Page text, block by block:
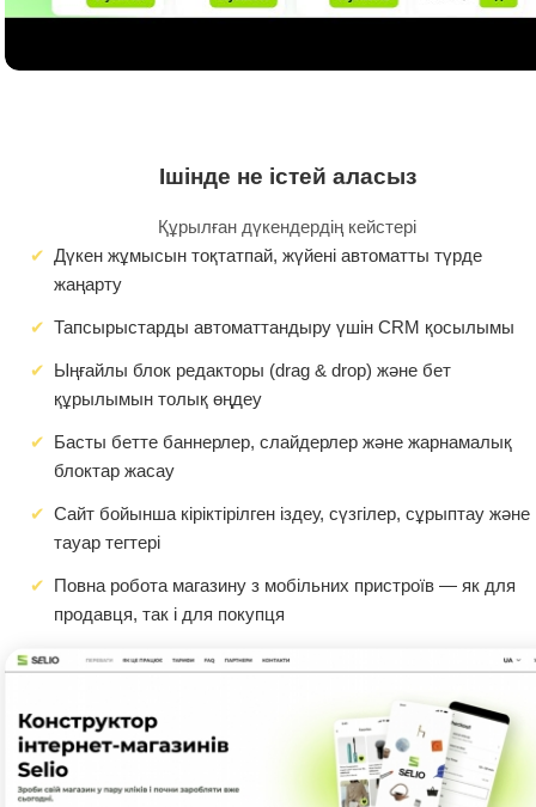
Ішінде не істей аласыз
Құрылған дүкендердің кейстері
Дүкен жұмысын тоқтатпай, жүйені автоматты түрде
жаңарту
Тапсырыстарды автоматтандыру үшін CRM қосылымы
Ыңғайлы блок редакторы (drag & drop) және бет
құрылымын толық өңдеу
Басты бетте баннерлер, слайдерлер және жарнамалық
блоктар жасау
Сайт бойынша кіріктірілген іздеу, сүзгілер, сұрыптау және
тауар тегтері
Повна робота магазину з мобільних пристроїв — як для
продавця, так і для покупця